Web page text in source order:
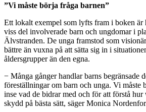
”Vi måste börja fråga barnen”
Ett lokalt exempel som lyfts fram i boken är
viss del involverade barn och ungdomar i
Älvstranden. De unga framstod som
bättre än vuxna på att sätta sig in i
åldersgrupper än den egna.
− Många gånger handlar barns begränsade
föreställningar om barn och unga. Vi måste
inse vad de bidrar med och för att förstå
skydd på bästa sätt, säger Monica